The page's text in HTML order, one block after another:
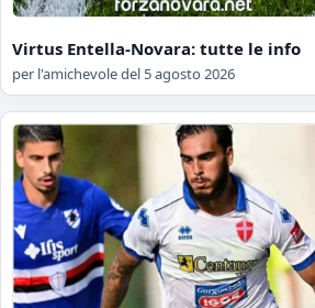
Virtus Entella-Novara: tutte le info
per l'amichevole del 5 agosto 2026